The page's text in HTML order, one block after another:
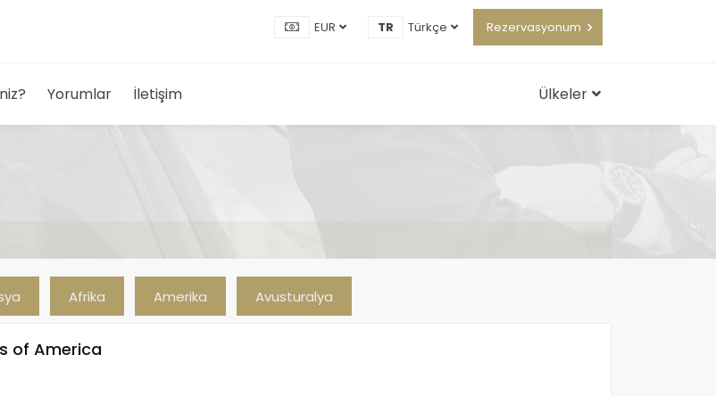
EUR TR Türkçe Rezervasyonum
Yorumlar İletişim Ülkeler
Afrika Amerika Avusturalya
of America